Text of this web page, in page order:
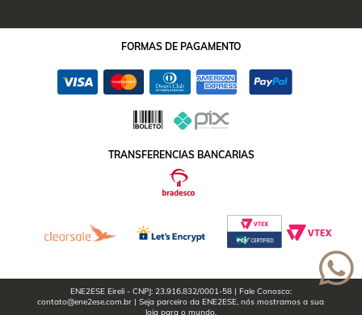
FORMAS DE PAGAMENTO
TRANSFERENCIAS BANCARIAS
ENE2ESE Eireli - CNPJ: 23.916.832/0001-58 | Fale Conosco:
contato@ene2ese.com.br | Seja parceiro da ENE2ESE, nós mostramos a sua
loja para o mundo.